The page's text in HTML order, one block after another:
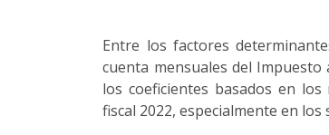
Entre los factores
cuenta mensuales del Impuesto
los coeficientes basados en
fiscal 2022, especialmente en